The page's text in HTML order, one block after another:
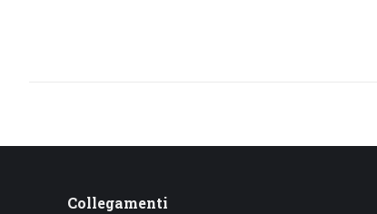
Collegamenti